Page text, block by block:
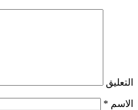
التعليق
الاسم *